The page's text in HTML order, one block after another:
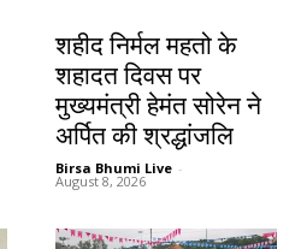
शहीद निर्मल महतो के
शहादत दिवस पर
मुख्यमंत्री हेमंत सोरेन ने
अर्पित की श्रद्धांजलि
Birsa Bhumi Live -
August 8, 2026